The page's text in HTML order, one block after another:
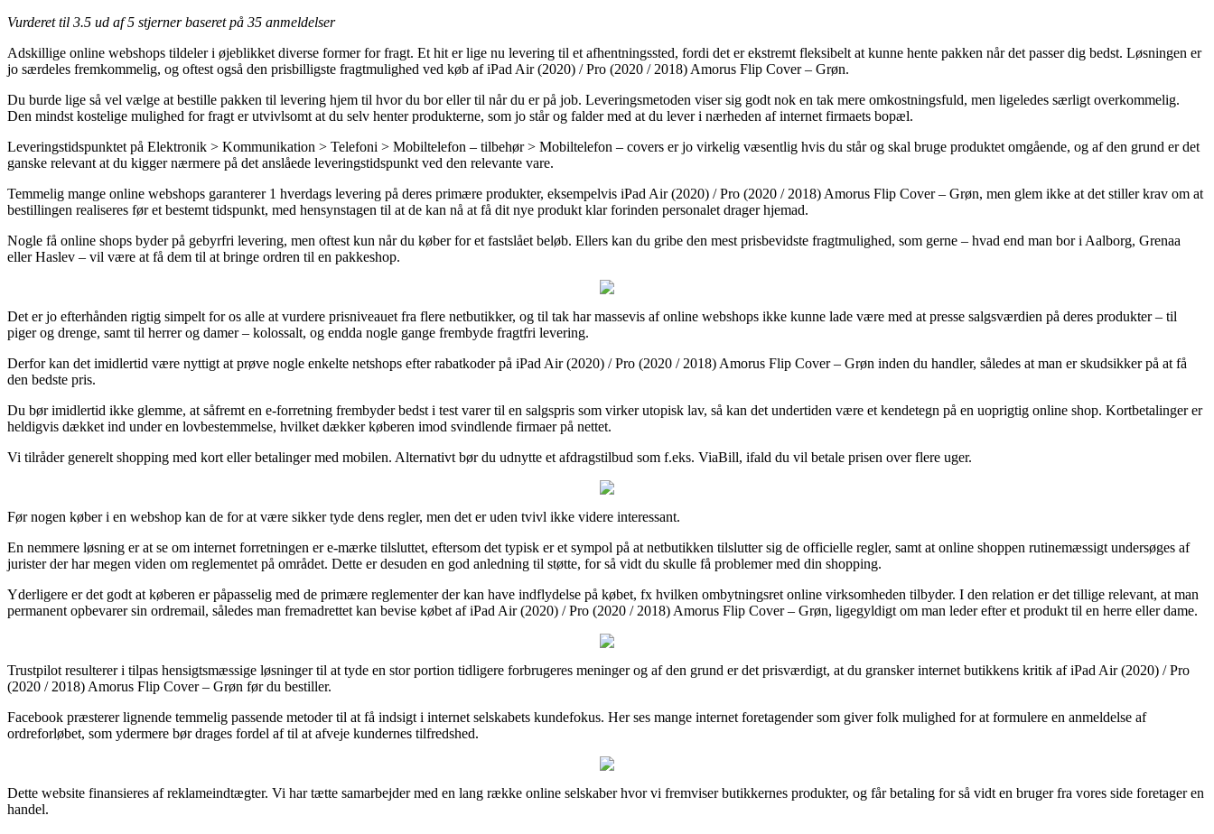
Vurderet til 3.5 ud af 5 stjerner baseret på 35 anmeldelser
Adskillige online webshops tildeler i øjeblikket diverse former for fragt. Et hit er lige nu levering til et afhentningssted, fordi det er ekstremt fleksibelt at kunne hente pakken når det passer dig bedst. Løsningen er
jo særdeles fremkommelig, og oftest også den prisbilligste fragtmulighed ved køb af iPad Air (2020) / Pro (2020 / 2018) Amorus Flip Cover – Grøn.
Du burde lige så vel vælge at bestille pakken til levering hjem til hvor du bor eller til når du er på job. Leveringsmetoden viser sig godt nok en tak mere omkostningsfuld, men ligeledes særligt overkommelig.
Den mindst kostelige mulighed for fragt er utvivlsomt at du selv henter produkterne, som jo står og falder med at du lever i nærheden af internet firmaets bopæl.
Leveringstidspunktet på Elektronik > Kommunikation > Telefoni > Mobiltelefon – tilbehør > Mobiltelefon – covers er jo virkelig væsentlig hvis du står og skal bruge produktet omgående, og af den grund er det
ganske relevant at du kigger nærmere på det anslåede leveringstidspunkt ved den relevante vare.
Temmelig mange online webshops garanterer 1 hverdags levering på deres primære produkter, eksempelvis iPad Air (2020) / Pro (2020 / 2018) Amorus Flip Cover – Grøn, men glem ikke at det stiller krav om at
bestillingen realiseres før et bestemt tidspunkt, med hensynstagen til at de kan nå at få dit nye produkt klar forinden personalet drager hjemad.
Nogle få online shops byder på gebyrfri levering, men oftest kun når du køber for et fastslået beløb. Ellers kan du gribe den mest prisbevidste fragtmulighed, som gerne – hvad end man bor i Aalborg, Grenaa
eller Haslev – vil være at få dem til at bringe ordren til en pakkeshop.
Det er jo efterhånden rigtig simpelt for os alle at vurdere prisniveauet fra flere netbutikker, og til tak har massevis af online webshops ikke kunne lade være med at presse salgsværdien på deres produkter – til
piger og drenge, samt til herrer og damer – kolossalt, og endda nogle gange frembyde fragtfri levering.
Derfor kan det imidlertid være nyttigt at prøve nogle enkelte netshops efter rabatkoder på iPad Air (2020) / Pro (2020 / 2018) Amorus Flip Cover – Grøn inden du handler, således at man er skudsikker på at få
den bedste pris.
Du bør imidlertid ikke glemme, at såfremt en e-forretning frembyder bedst i test varer til en salgspris som virker utopisk lav, så kan det undertiden være et kendetegn på en uoprigtig online shop. Kortbetalinger er
heldigvis dækket ind under en lovbestemmelse, hvilket dækker køberen imod svindlende firmaer på nettet.
Vi tilråder generelt shopping med kort eller betalinger med mobilen. Alternativt bør du udnytte et afdragstilbud som f.eks. ViaBill, ifald du vil betale prisen over flere uger.
Før nogen køber i en webshop kan de for at være sikker tyde dens regler, men det er uden tvivl ikke videre interessant.
En nemmere løsning er at se om internet forretningen er e-mærke tilsluttet, eftersom det typisk er et sympol på at netbutikken tilslutter sig de officielle regler, samt at online shoppen rutinemæssigt undersøges af
jurister der har megen viden om reglementet på området. Dette er desuden en god anledning til støtte, for så vidt du skulle få problemer med din shopping.
Yderligere er det godt at køberen er påpasselig med de primære reglementer der kan have indflydelse på købet, fx hvilken ombytningsret online virksomheden tilbyder. I den relation er det tillige relevant, at man
permanent opbevarer sin ordremail, således man fremadrettet kan bevise købet af iPad Air (2020) / Pro (2020 / 2018) Amorus Flip Cover – Grøn, ligegyldigt om man leder efter et produkt til en herre eller dame.
Trustpilot resulterer i tilpas hensigtsmæssige løsninger til at tyde en stor portion tidligere forbrugeres meninger og af den grund er det prisværdigt, at du gransker internet butikkens kritik af iPad Air (2020) / Pro
(2020 / 2018) Amorus Flip Cover – Grøn før du bestiller.
Facebook præsterer lignende temmelig passende metoder til at få indsigt i internet selskabets kundefokus. Her ses mange internet foretagender som giver folk mulighed for at formulere en anmeldelse af
ordreforløbet, som ydermere bør drages fordel af til at afveje kundernes tilfredshed.
Dette website finansieres af reklameindtægter. Vi har tætte samarbejder med en lang række online selskaber hvor vi fremviser butikkernes produkter, og får betaling for så vidt en bruger fra vores side foretager en
handel.